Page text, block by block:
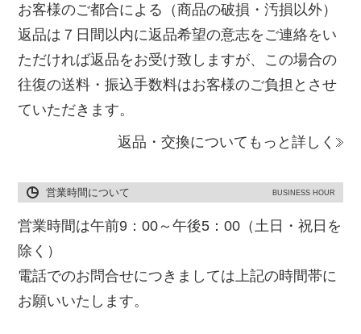
お客様のご都合による（商品の破損・汚損以外）
返品は７日間以内に返品希望の意志をご連絡をい
ただければ返品をお受け致しますが、この場合の
往復の送料・振込手数料はお客様のご負担とさせ
ていただきます。
返品・交換についてもっと詳しく
営業時間について BUSINESS HOUR
営業時間は午前9：00～午後5：00（土日・祝日を
除く）
電話でのお問合せにつきましては上記の時間帯に
お願いいたします。